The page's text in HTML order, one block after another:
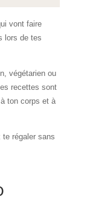
vont faire
lors de tes
végétarien ou
recettes sont
ton corps et à
te régaler sans